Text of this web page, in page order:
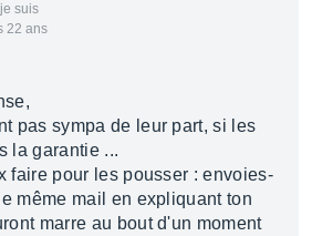
suis
22 ans
pas sympa de leur part, si les
la garantie ...
faire pour les pousser : envoies-
même mail en expliquant ton
marre au bout d'un moment